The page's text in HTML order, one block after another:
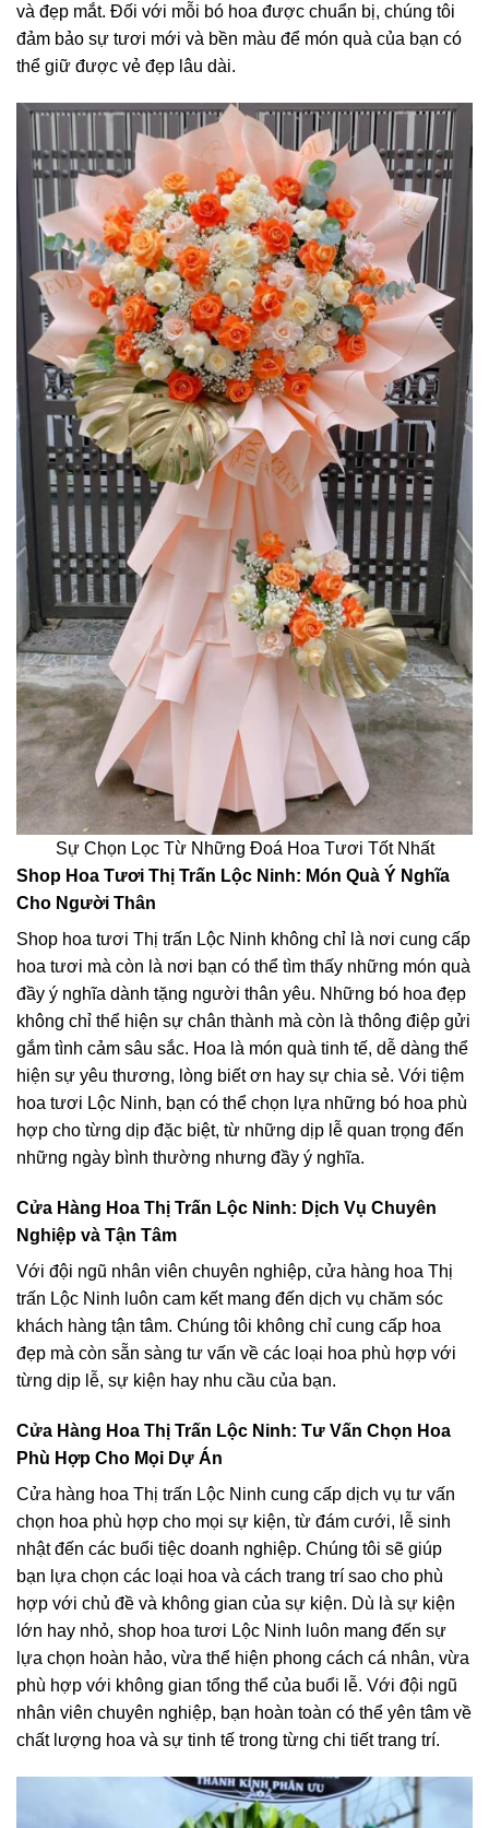
và đẹp mắt. Đối với mỗi bó hoa được chuẩn bị, chúng tôi
đảm bảo sự tươi mới và bền màu để món quà của bạn có
thể giữ được vẻ đẹp lâu dài.
Sự Chọn Lọc Từ Những Đoá Hoa Tươi Tốt Nhất
Shop Hoa Tươi Thị Trấn Lộc Ninh: Món Quà Ý Nghĩa
Cho Người Thân
Shop hoa tươi Thị trấn Lộc Ninh không chỉ là nơi cung cấp
hoa tươi mà còn là nơi bạn có thể tìm thấy những món quà
đầy ý nghĩa dành tặng người thân yêu. Những bó hoa đẹp
không chỉ thể hiện sự chân thành mà còn là thông điệp gửi
gắm tình cảm sâu sắc. Hoa là món quà tinh tế, dễ dàng thể
hiện sự yêu thương, lòng biết ơn hay sự chia sẻ. Với tiệm
hoa tươi Lộc Ninh, bạn có thể chọn lựa những bó hoa phù
hợp cho từng dịp đặc biệt, từ những dịp lễ quan trọng đến
những ngày bình thường nhưng đầy ý nghĩa.
Cửa Hàng Hoa Thị Trấn Lộc Ninh: Dịch Vụ Chuyên
Nghiệp và Tận Tâm
Với đội ngũ nhân viên chuyên nghiệp, cửa hàng hoa Thị
trấn Lộc Ninh luôn cam kết mang đến dịch vụ chăm sóc
khách hàng tận tâm. Chúng tôi không chỉ cung cấp hoa
đẹp mà còn sẵn sàng tư vấn về các loại hoa phù hợp với
từng dịp lễ, sự kiện hay nhu cầu của bạn.
Cửa Hàng Hoa Thị Trấn Lộc Ninh: Tư Vấn Chọn Hoa
Phù Hợp Cho Mọi Dự Án
Cửa hàng hoa Thị trấn Lộc Ninh cung cấp dịch vụ tư vấn
chọn hoa phù hợp cho mọi sự kiện, từ đám cưới, lễ sinh
nhật đến các buổi tiệc doanh nghiệp. Chúng tôi sẽ giúp
bạn lựa chọn các loại hoa và cách trang trí sao cho phù
hợp với chủ đề và không gian của sự kiện. Dù là sự kiện
lớn hay nhỏ, shop hoa tươi Lộc Ninh luôn mang đến sự
lựa chọn hoàn hảo, vừa thể hiện phong cách cá nhân, vừa
phù hợp với không gian tổng thể của buổi lễ. Với đội ngũ
nhân viên chuyên nghiệp, bạn hoàn toàn có thể yên tâm về
chất lượng hoa và sự tinh tế trong từng chi tiết trang trí.